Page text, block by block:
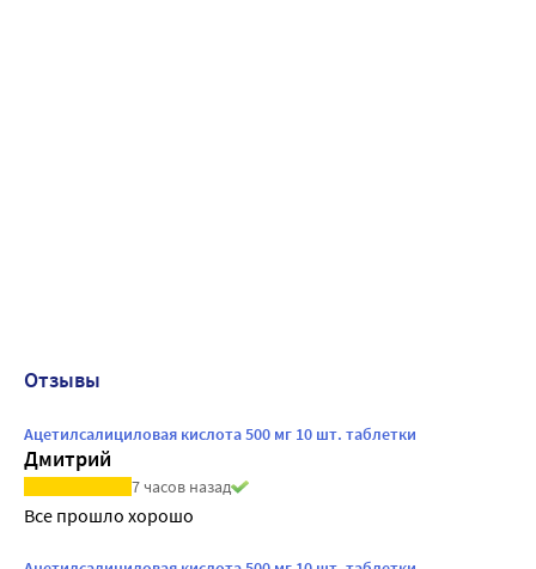
Отзывы
Ацетилсалициловая кислота 500 мг 10 шт. таблетки
Дмитрий
7 часов назад
Все прошло хорошо